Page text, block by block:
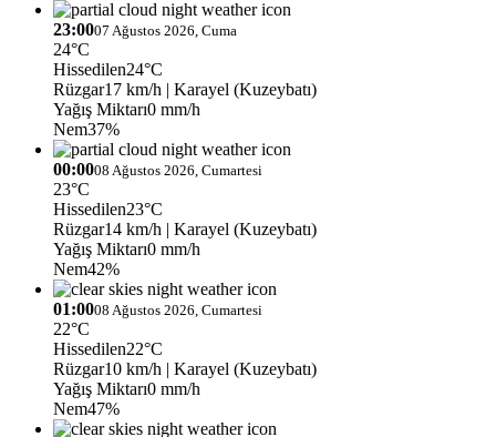
23:0007 Ağustos 2026, Cuma
24°C
Hissedilen24°C
Rüzgar17 km/h | Karayel (Kuzeybatı)
Yağış Miktarı0 mm/h
Nem37%
00:0008 Ağustos 2026, Cumartesi
23°C
Hissedilen23°C
Rüzgar14 km/h | Karayel (Kuzeybatı)
Yağış Miktarı0 mm/h
Nem42%
01:0008 Ağustos 2026, Cumartesi
22°C
Hissedilen22°C
Rüzgar10 km/h | Karayel (Kuzeybatı)
Yağış Miktarı0 mm/h
Nem47%